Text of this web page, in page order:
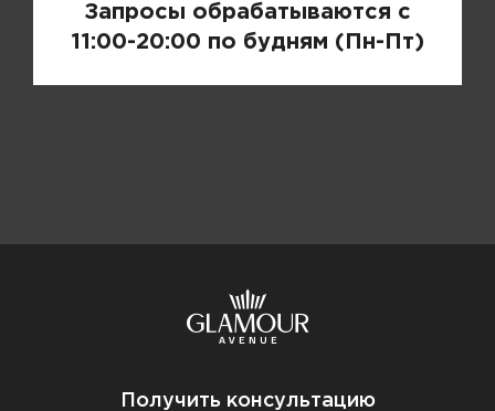
Запросы обрабатываются с
11:00-20:00 по будням (Пн-Пт)
Получить консультацию